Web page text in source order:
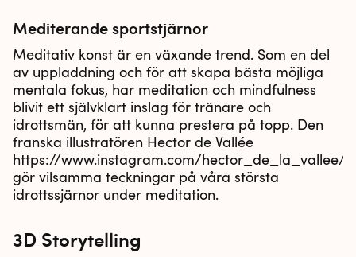
Mediterande sportstjärnor
Meditativ konst är en växande trend. Som en del
av uppladdning och för att skapa bästa möjliga
mentala fokus, har meditation och mindfulness
blivit ett självklart inslag för tränare och
idrottsmän, för att kunna prestera på topp. Den
franska illustratören Hector de Vallée
https://www.instagram.com/hector_de_la_vallee/
gör vilsamma teckningar på våra största
idrottssjärnor under meditation.
3D Storytelling